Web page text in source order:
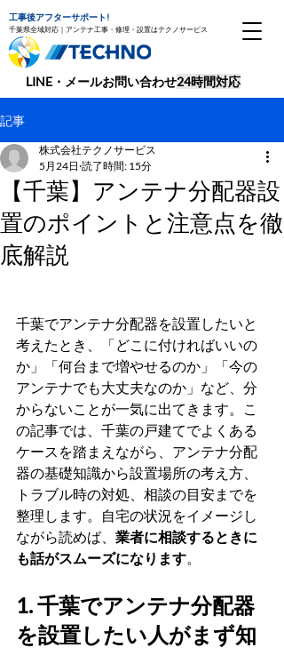
千葉県全域対応｜アンテナ工事・修理・設置はテクノサービス
工事後アフターサポート!
​LINE・メールお問い合わせ24時間対応
記事
【千葉】アンテナ分配器設
置のポイントと注意点を徹
底解説
株式会社テクノサービス
5月24日 読了時間: 15分
千葉でアンテナ分配器を設置したいと
考えたとき、「どこに付ければいいの
か」「何台まで増やせるのか」「今の
アンテナでも大丈夫なのか」など、分
からないことが一気に出てきます。こ
の記事では、千葉の戸建てでよくある
ケースを踏まえながら、アンテナ分配
器の基礎知識から設置場所の考え方、
トラブル時の対処、相談の目安までを
整理します。自宅の状況をイメージし
ながら読めば、 業者に相談するときに
も話がスムーズになります。
1. 千葉でアンテナ分配器
を設置したい人がまず知